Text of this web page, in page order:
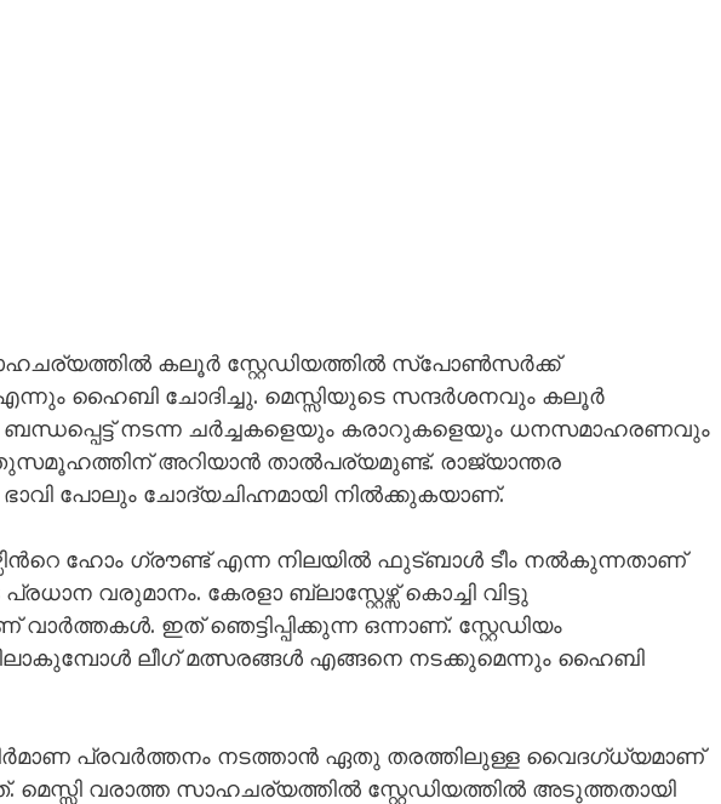
കലൂർ സ്റ്റേഡിയത്തിൽ സ്പോൺസർക്ക്
ഹൈബി ചോദിച്ചു. മെസ്സിയുടെ സന്ദർശനവും കലൂർ
ബന്ധപ്പെട്ട് നടന്ന ചർച്ചകളെയും കരാറുകളെയും ധനസമാഹരണവും
അറിയാൻ താൽപര്യമുണ്ട്. രാജ്യാന്തര
ഭാവി പോലും ചോദ്യചിഹ്നമായി നിൽക്കുകയാണ്.
ഹോം ഗ്രൗണ്ട് എന്ന നിലയിൽ ഫുട്ബാൾ ടീം നൽകുന്നതാണ്
വരുമാനം. കേരളാ ബ്ലാസ്റ്റേഴ്സ് കൊച്ചി വിട്ടു
ഇത് ഞെട്ടിപ്പിക്കുന്ന ഒന്നാണ്. സ്റ്റേഡിയം
ലീഗ് മത്സരങ്ങൾ എങ്ങനെ നടക്കുമെന്നും ഹൈബി
പ്രവർത്തനം നടത്താൻ ഏതു തരത്തിലുള്ള വൈദഗ്ധ്യമാണ്
മെസ്സി വരാത്ത സാഹചര്യത്തിൽ സ്റ്റേഡിയത്തിൽ അടുത്തതായി